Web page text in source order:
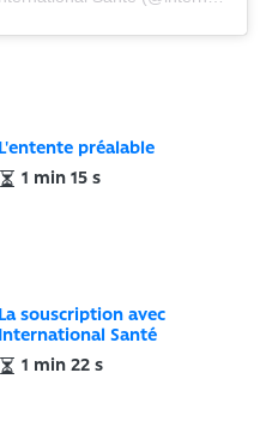
L'entente préalable
1 min 15 s
La souscription avec
International Santé
1 min 22 s